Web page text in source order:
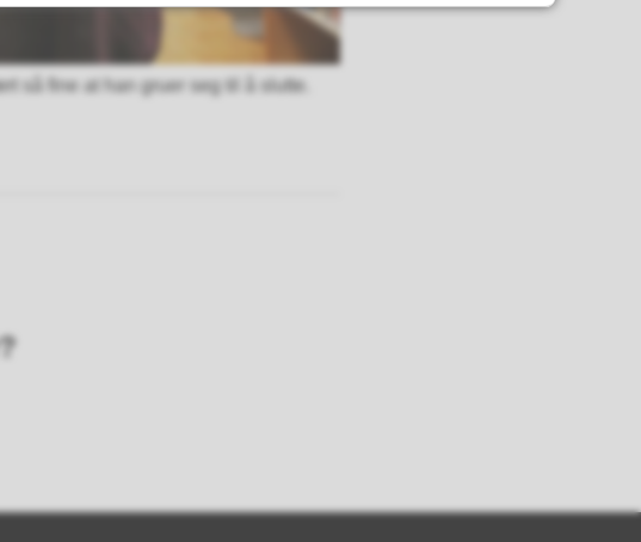
så fine at han gruer seg til å slutte.